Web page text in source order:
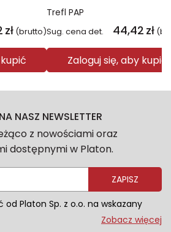
zł (brutto)
Trefl PAP
Sug. cena det. 44,42 zł
Zaloguj się, aby kupić
NASZ NEWSLETTER
z nowościami oraz
dostępnymi w Platon.
ZAPISZ
Platon Sp. z o.o. na wskazany
e-mail informacje marketingowe
Zobacz więcej